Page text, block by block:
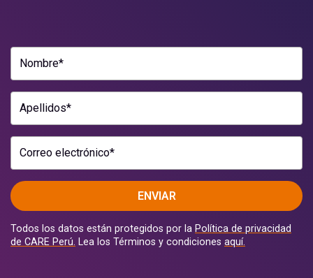
Nombre*
Apellidos*
Correo electrónico*
ENVIAR
Todos los datos están protegidos por la Política de privacidad
de CARE Perú.
Lea los Términos y condiciones aquí.